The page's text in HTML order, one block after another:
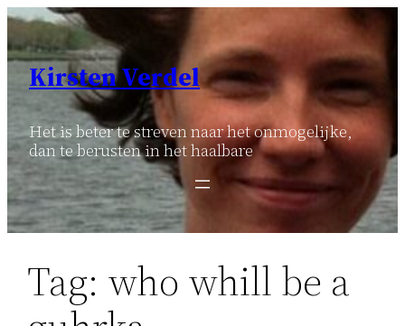
Ga
naar
inhoud
Kirsten Verdel
Het is beter te streven naar het onmogelijke,
dan te berusten in het haalbare
Tag: who whill be a